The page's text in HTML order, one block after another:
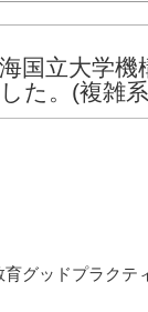
国立大学
た。(複雑
グッドプラクテ